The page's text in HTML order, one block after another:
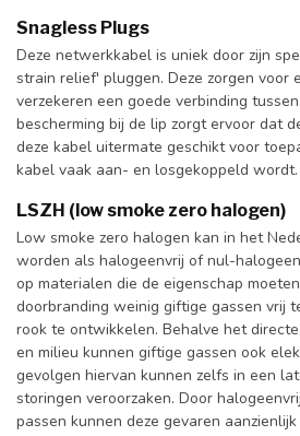
Snagless Plugs
Deze netwerkkabel is uniek door zijn
strain relief' pluggen. Deze zorgen voor
verzekeren een goede verbinding
bescherming bij de lip zorgt ervoor dat
deze kabel uitermate geschikt voor
kabel vaak aan- en losgekoppeld wordt.
LSZH (low smoke zero halogen)
Low smoke zero halogen kan in het
worden als halogeenvrij of nul-
op materialen die de eigenschap
doorbranding weinig giftige gassen vrij
rook te ontwikkelen. Behalve het
en milieu kunnen giftige gassen ook
gevolgen hiervan kunnen zelfs in een
storingen veroorzaken. Door
passen kunnen deze gevaren